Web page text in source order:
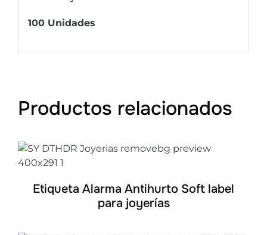
100 Unidades
Productos relacionados
Etiqueta Alarma Antihurto Soft label
para joyerías